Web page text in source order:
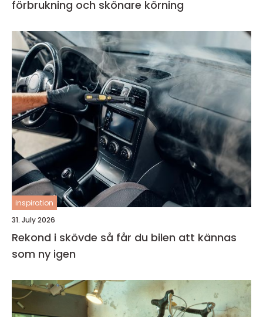
förbrukning och skönare körning
inspiration
31. July 2026
Rekond i skövde så får du bilen att kännas
som ny igen